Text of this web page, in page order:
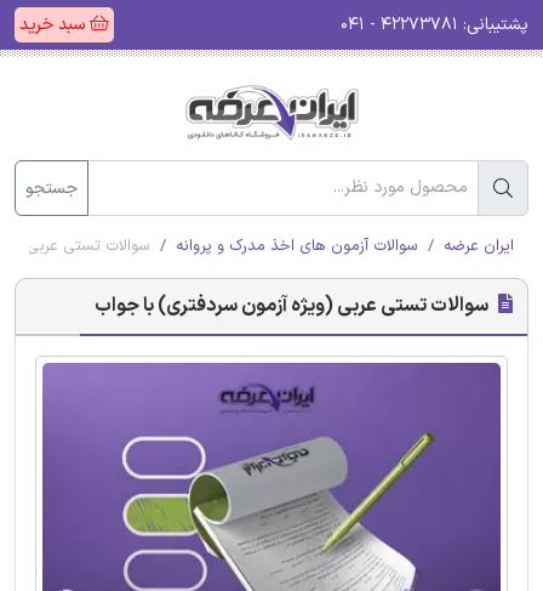
پشتیبانی: سبد خرید
جستجو
ایران عرضه سوالات آزمون های اخذ مدرک و پروانه سوالات تستی عربی
سوالات تستی عربی (ویژه آزمون سردفتری) با جواب